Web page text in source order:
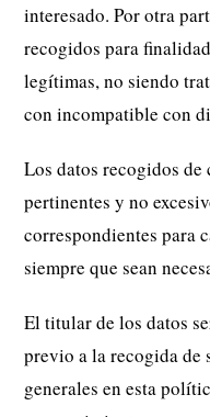
interesado. Por otra
recogidos para
legítimas, no siendo
con incompatible con
Los datos recogidos de
pertinentes y no
correspondientes para
siempre que sean
El titular de los datos
previo a la recogida de
generales en esta